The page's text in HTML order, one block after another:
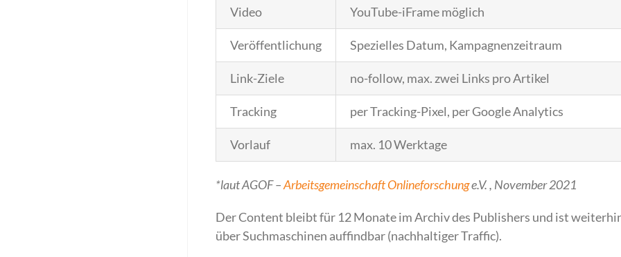
Video YouTube-iFrame möglich
Veröffentlichung Spezielles Datum, Kampagnenzeitraum
Link-Ziele no-follow, max. zwei Links pro Artikel
Tracking per Tracking-Pixel, per Google Analytics
Vorlauf max. 10 Werktage
*laut AGOF –Arbeitsgemeinschaft Onlineforschunge.V. , November 2021
Der Content bleibt für 12 Monate im Archiv des Publishers und ist
über Suchmaschinen auffindbar (nachhaltiger Traffic).